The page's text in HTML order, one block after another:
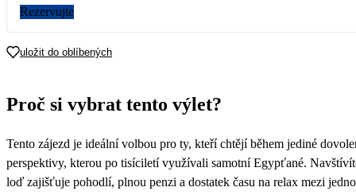
Rezervujte
uložit do oblíbených
Proč si vybrat tento výlet?
Tento zájezd je ideální volbou pro ty, kteří chtějí během jediné
perspektivy, kterou po tisíciletí využívali samotní Egypťané.
loď zajišťuje pohodlí, plnou penzi a dostatek času na relax mezi